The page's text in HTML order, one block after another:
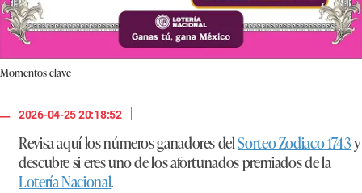
Momentos clave
2026-04-25 20:18:52
|
Revisa aquí los números ganadores delSorteo Zodiaco 1743y
descubre si eres uno de los afortunados premiados de la
Lotería Nacional.